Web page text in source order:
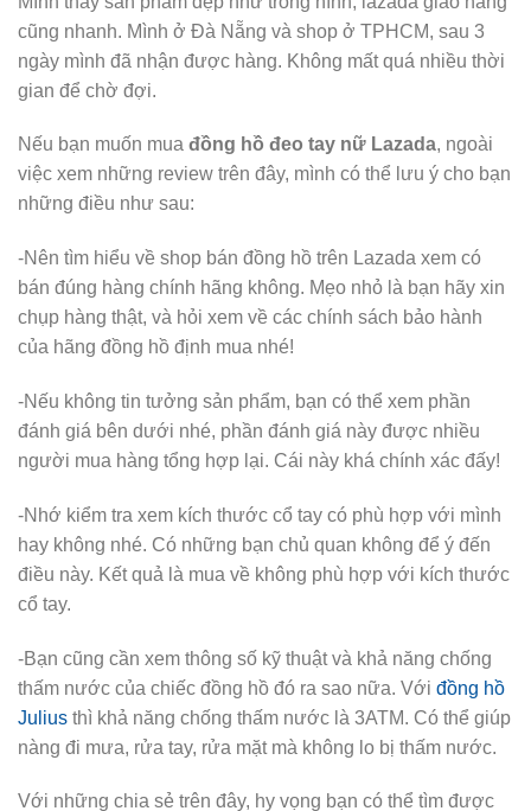
cũng nhanh. Mình ở Đà Nẵng và shop ở TPHCM, sau 3
ngày mình đã nhận được hàng. Không mất quá nhiều thời
gian để chờ đợi.
Nếu bạn muốn mua đồng hồ đeo tay nữ Lazada, ngoài
việc xem những review trên đây, mình có thể lưu ý cho bạn
những điều như sau:
-Nên tìm hiểu về shop bán đồng hồ trên Lazada xem có
bán đúng hàng chính hãng không. Mẹo nhỏ là bạn hãy xin
chụp hàng thật, và hỏi xem về các chính sách bảo hành
của hãng đồng hồ định mua nhé!
-Nếu không tin tưởng sản phẩm, bạn có thể xem phần
đánh giá bên dưới nhé, phần đánh giá này được nhiều
người mua hàng tổng hợp lại. Cái này khá chính xác đấy!
-Nhớ kiểm tra xem kích thước cổ tay có phù hợp với mình
hay không nhé. Có những bạn chủ quan không để ý đến
điều này. Kết quả là mua về không phù hợp với kích thước
cổ tay.
-Bạn cũng cần xem thông số kỹ thuật và khả năng chống
thấm nước của chiếc đồng hồ đó ra sao nữa. Với đồng hồ
Julius thì khả năng chống thấm nước là 3ATM. Có thể giúp
nàng đi mưa, rửa tay, rửa mặt mà không lo bị thấm nước.
Với những chia sẻ trên đây, hy vọng bạn có thể tìm được